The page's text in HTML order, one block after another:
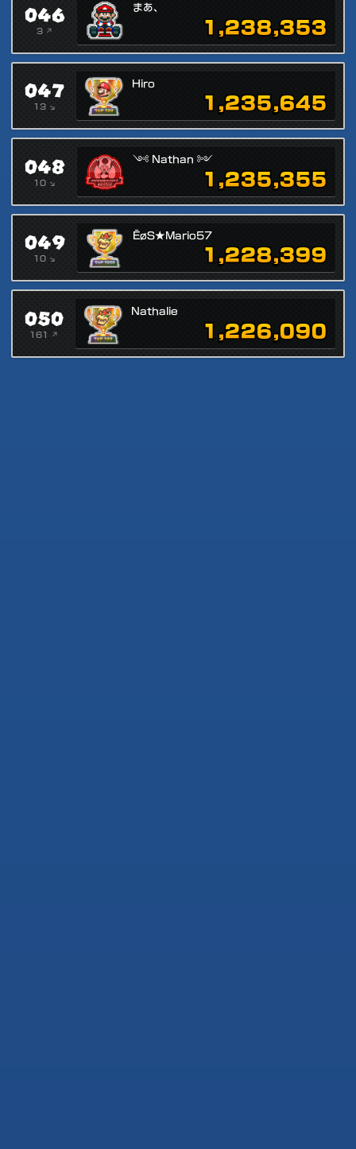
046
3 ↗
まあ、
1,238,353
047
13 ↘
Hiro
1,235,645
048
10 ↘
༺ Nathan ༻
1,235,355
049
10 ↘
ĒøS★Mario57
1,228,399
050
161 ↗
Nathalie
1,226,090